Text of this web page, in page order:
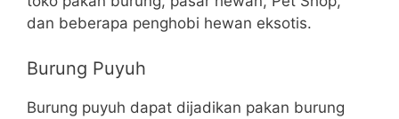
dan beberapa penghobi hewan eksotis.
Burung Puyuh
Burung puyuh dapat dijadikan pakan burung